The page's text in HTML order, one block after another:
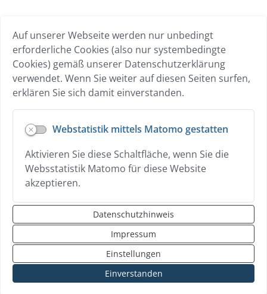
Auf unserer Webseite werden nur unbedingt
erforderliche Cookies (also nur systembedingte
Cookies) gemäß unserer Datenschutzerklärung
verwendet. Wenn Sie weiter auf diesen Seiten surfen,
erklären Sie sich damit einverstanden.
Webstatistik mittels Matomo gestatten
Aktivieren Sie diese Schaltfläche, wenn Sie die
Websstatistik Matomo für diese Website
akzeptieren.
Datenschutzhinweis
Impressum
Einstellungen
Einverstanden
Breitband
Übersicht Gewerbebetriebe
Wohnen
Hilfe zur Vorlesen-Funktion
Erklärung zur Barrierefreiheit
Impressum
Login
nach oben